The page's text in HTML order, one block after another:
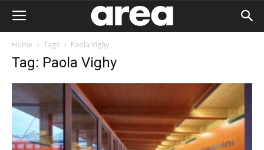
Home Tags Paola Vighy
Tag: Paola Vighy